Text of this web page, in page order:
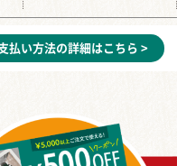
払い方法の詳細はこちら >